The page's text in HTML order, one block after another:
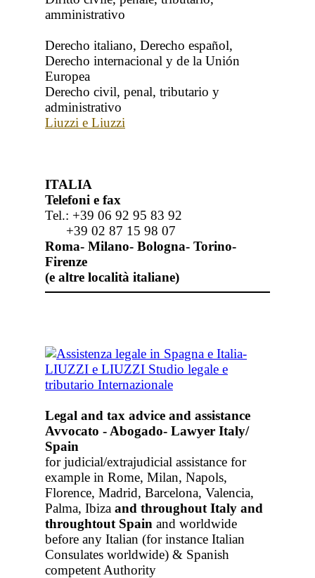
amministrativo
Derecho italiano, Derecho español,
Derecho internacional y de la Unión
Europea
Derecho civil, penal, tributario y
administrativo
Liuzzi e Liuzzi
ITALIA
Telefoni e fax
Tel.: +39 06 92 95 83 92
+39 02 87 15 98 07
Roma- Milano- Bologna- Torino-
Firenze
(e altre località italiane)
Legal and tax advice and assistance
Avvocato - Abogado- Lawyer Italy/
Spain
for judicial/extrajudicial assistance for
example in Rome, Milan, Napols,
Florence, Madrid, Barcelona, Valencia,
Palma, Ibiza and throughout Italy and
throughtout Spain and worldwide
before any Italian (for instance Italian
Consulates worldwide) & Spanish
competent Authority